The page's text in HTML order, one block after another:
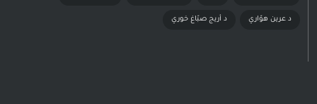
د عرين هوّاري د أريج صبّاغ خوري